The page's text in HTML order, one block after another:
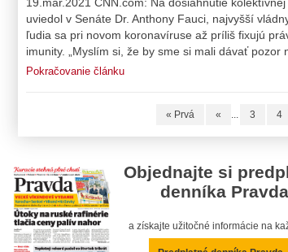
19.mar.2021 CNN.com: Na dosiahnutie
uviedol v Senáte Dr. Anthony Fauci, najvyšší
ľudia sa pri novom koronavíruse až príliš fixujú
imunity. „Myslím si, že by sme si mali dávať
Pokračovanie článku
« Prvá « ... 3 4
Objednajte si
denníka Pravda
a získajte užitočné informácie na